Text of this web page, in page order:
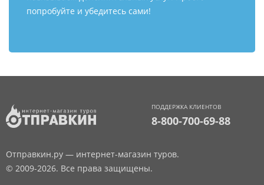
попробуйте и убедитесь сами!
ПОДДЕРЖКА КЛИЕНТОВ
8-800-700-69-88
Отправкин.ру — интернет-магазин туров.
© 2009-2026. Все права защищены.